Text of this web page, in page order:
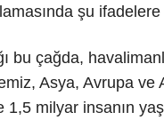
şu
bu çağda,
Asya, Avrupa ve
milyar insanın